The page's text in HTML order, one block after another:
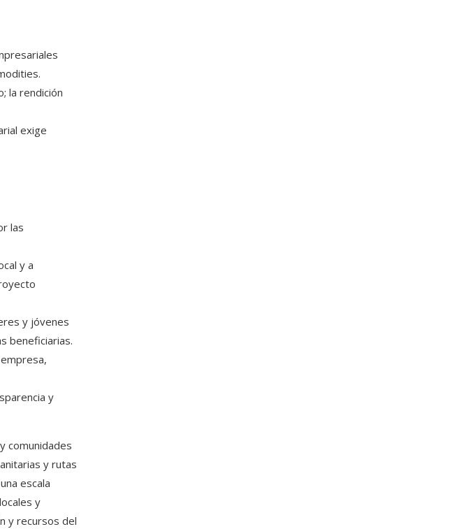
la rendición
exige
las
y a
y jóvenes
beneficiarias.
y
comunidades
y rutas
escala
y
y recursos del